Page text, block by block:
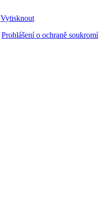
Vytisknout
Prohlášení o ochraně soukromí